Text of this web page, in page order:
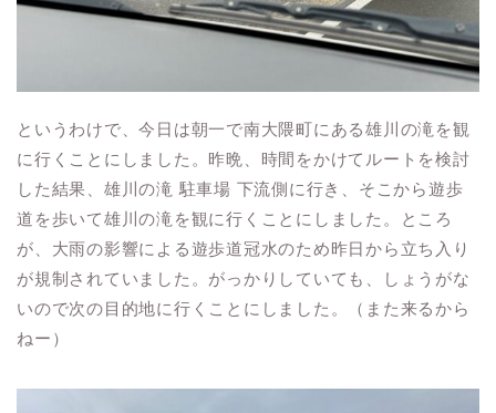
というわけで、今日は朝一で南大隈町にある雄川の滝を観
に行くことにしました。昨晩、時間をかけてルートを検討
した結果、雄川の滝 駐車場 下流側に行き、そこから遊歩
道を歩いて雄川の滝を観に行くことにしました。ところ
が、大雨の影響による遊歩道冠水のため昨日から立ち入り
が規制されていました。がっかりしていても、しょうがな
いので次の目的地に行くことにしました。（また来るから
ねー）